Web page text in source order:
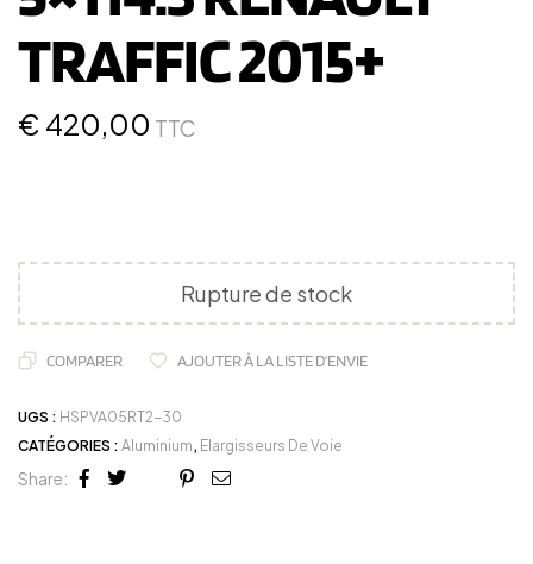
TRAFFIC 2015+
€ 420,00 TTC
Rupture de stock
COMPARER AJOUTER À LA LISTE D'ENVIE
UGS : HSPVA05RT2-30
CATÉGORIES : Aluminium, Elargisseurs De Voie
Share:
Facebook
TwitterLinkedin
Google+
Pinterest
Email